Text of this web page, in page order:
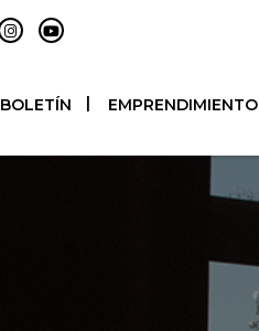
BOLETÍN EMPRENDIMIENTO